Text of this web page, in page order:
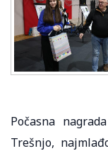
Počasna
Trešnjo,